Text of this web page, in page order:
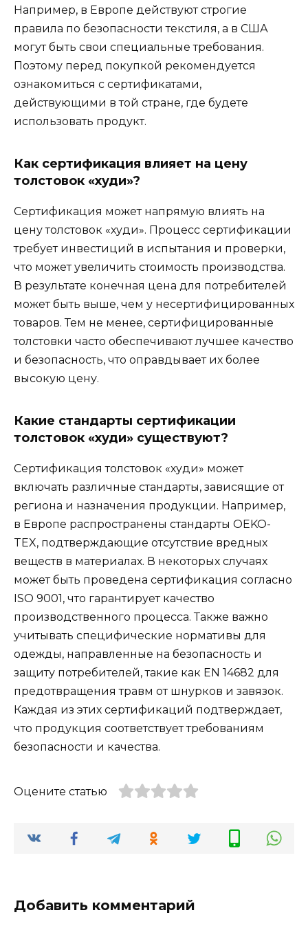
Например, в Европе действуют строгие
правила по безопасности текстиля, а в США
могут быть свои специальные требования.
Поэтому перед покупкой рекомендуется
ознакомиться с сертификатами,
действующими в той стране, где будете
использовать продукт.
Как сертификация влияет на цену
толстовок «худи»?
Сертификация может напрямую влиять на
цену толстовок «худи». Процесс сертификации
требует инвестиций в испытания и проверки,
что может увеличить стоимость производства.
В результате конечная цена для потребителей
может быть выше, чем у несертифицированных
товаров. Тем не менее, сертифицированные
толстовки часто обеспечивают лучшее качество
и безопасность, что оправдывает их более
высокую цену.
Какие стандарты сертификации
толстовок «худи» существуют?
Сертификация толстовок «худи» может
включать различные стандарты, зависящие от
региона и назначения продукции. Например,
в Европе распространены стандарты OEKO-
TEX, подтверждающие отсутствие вредных
веществ в материалах. В некоторых случаях
может быть проведена сертификация согласно
ISO 9001, что гарантирует качество
производственного процесса. Также важно
учитывать специфические нормативы для
одежды, направленные на безопасность и
защиту потребителей, такие как EN 14682 для
предотвращения травм от шнурков и завязок.
Каждая из этих сертификаций подтверждает,
что продукция соответствует требованиям
безопасности и качества.
Оцените статью
Добавить комментарий